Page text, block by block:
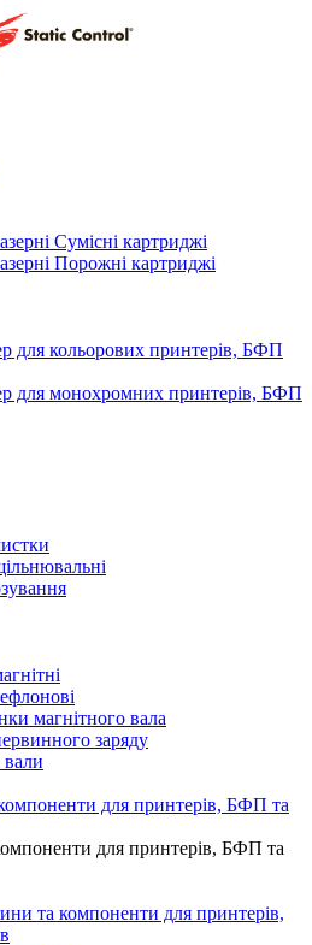
Сумісні картриджі
Порожні картриджі
для кольорових принтерів, БФП
для монохромних принтерів, БФП
магнітного вала
заряду
вали
для принтерів, БФП та
для принтерів, БФП та